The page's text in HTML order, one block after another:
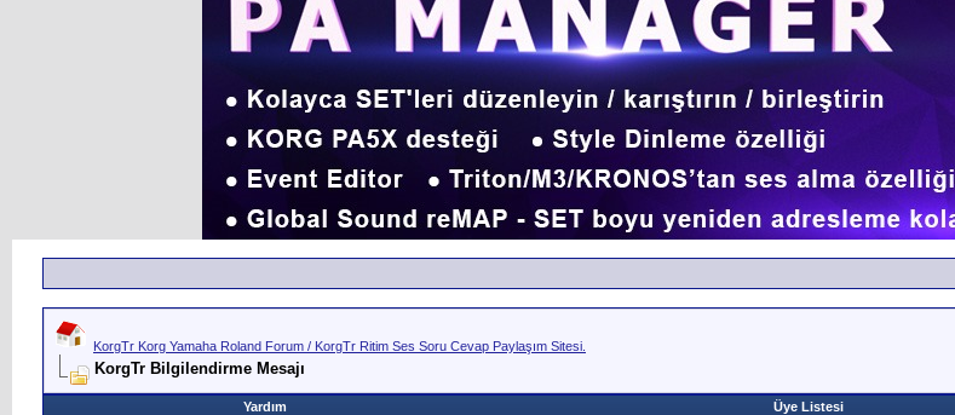
KorgTr Korg Yamaha Roland Forum / KorgTr Ritim Ses Soru Cevap Paylaşım Sitesi.
KorgTr Bilgilendirme Mesajı
Yardım Üye Listesi